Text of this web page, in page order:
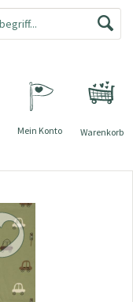
Warenkorb
Mein Konto